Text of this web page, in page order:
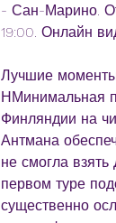
- Сан-Марино.
19:00. Онлайн
Лучшие
НМинимальная
Финляндии на
Антмана
не смогла
первом туре
существенно